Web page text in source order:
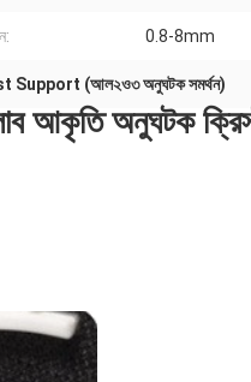
0.8-8mm
(আল২ও৩ অনুঘটক সমর্থন)
অনুঘটক